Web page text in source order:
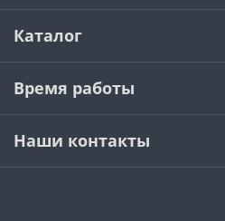
Каталог
Время работы
Наши контакты